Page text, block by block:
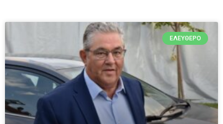
ΕΛΕΎΘΕΡΟ